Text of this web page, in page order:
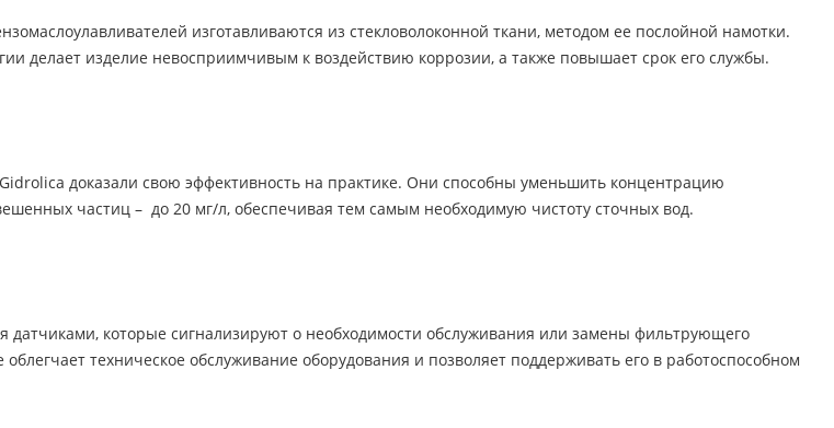
изготавливаются из стекловолоконной ткани, методом ее послойной намотки.
делает изделие невосприимчивым к воздействию коррозии, а также повышает срок его службы.
доказали свою эффективность на практике. Они способны уменьшить концентрацию
частиц – до 20 мг/л, обеспечивая тем самым необходимую чистоту сточных вод.
датчиками, которые сигнализируют о необходимости обслуживания или замены фильтрующего
техническое обслуживание оборудования и позволяет поддерживать его в работоспособном